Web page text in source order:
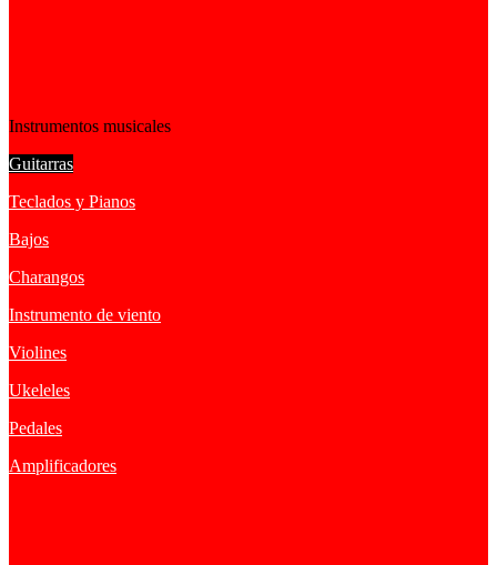
Instrumentos musicales
Guitarras
Teclados y Pianos
Bajos
Charangos
Instrumento de viento
Violines
Ukeleles
Pedales
Amplificadores